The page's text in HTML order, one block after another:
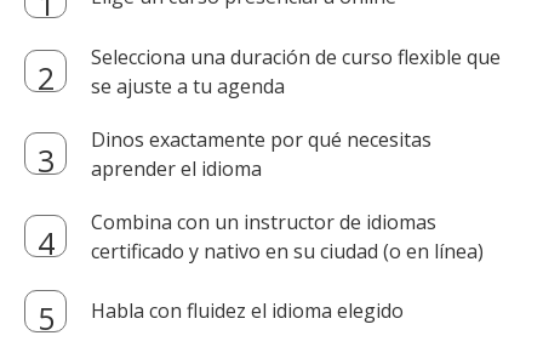
Selecciona una duración de curso flexible que
se ajuste a tu agenda
Dinos exactamente por qué necesitas
aprender el idioma
Combina con un instructor de idiomas
certificado y nativo en su ciudad (o en línea)
Habla con fluidez el idioma elegido